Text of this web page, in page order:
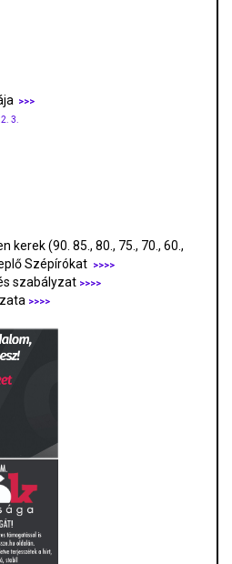
>>>
2. 3.
kerek (90. 85., 80., 75., 70., 60.,
Szépírókat
>>>>
szabályzat >>>>
>>>>